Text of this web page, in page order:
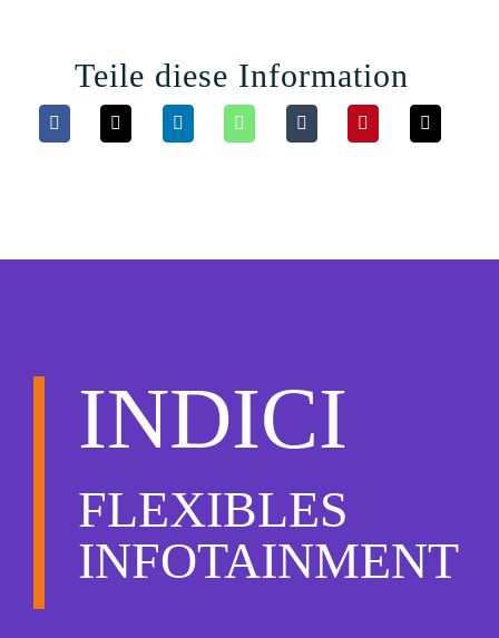
Teile diese Information
INDICI
FLEXIBLES
INFOTAINMENT